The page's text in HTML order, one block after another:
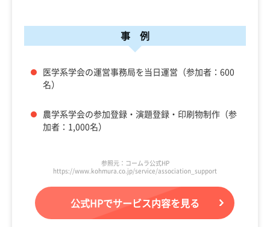
事 例
医学系学会の運営事務局を当日運営（参加者：600
名）
農学系学会の参加登録・演題登録・印刷物制作（参
加者：1,000名）
参照元：コームラ公式HP
https://www.kohmura.co.jp/service/association_support
公式HPでサービス内容を見る